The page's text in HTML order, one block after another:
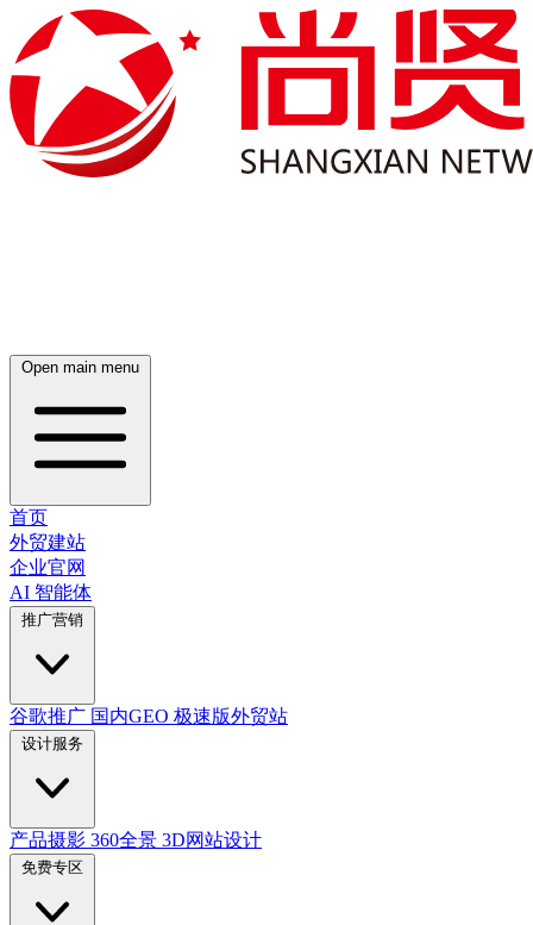
Open main menu
首页
外贸建站
企业官网
AI 智能体
推广营销
谷歌推广 国内GEO 极速版外贸站
设计服务
产品摄影 360全景 3D网站设计
免费专区